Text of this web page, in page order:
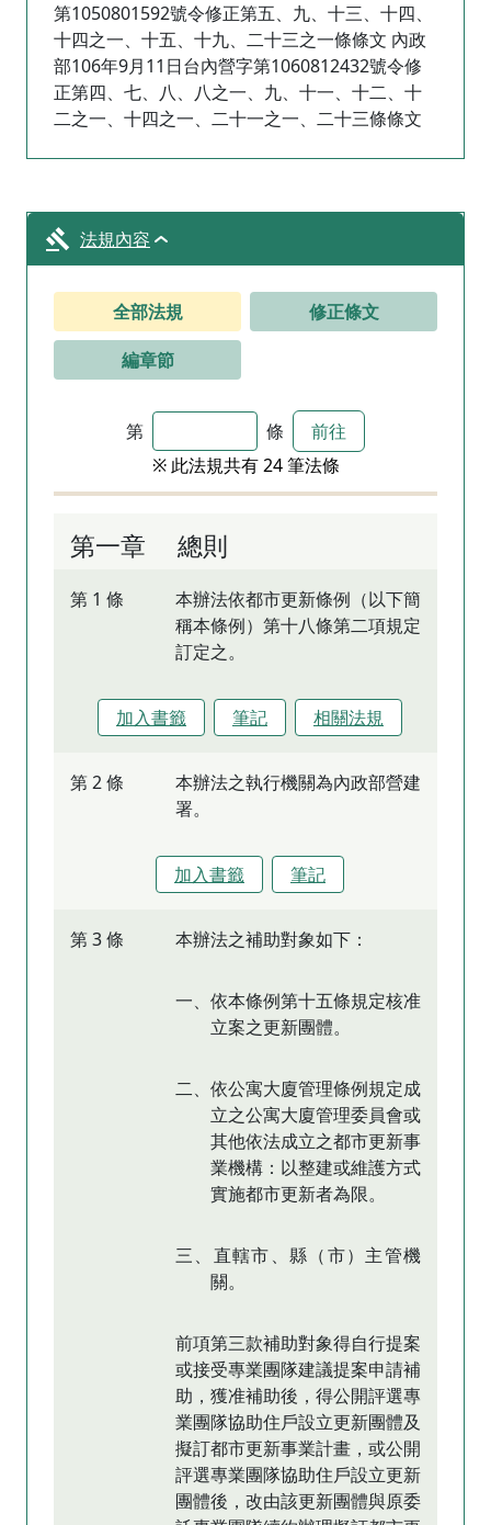
第1050801592號令修正第五、九、十三、十四、
十四之一、十五、十九、二十三之一條條文 內政
部106年9月11日台內營字第1060812432號令修
正第四、七、八、八之一、九、十一、十二、十
二之一、十四之一、二十一之一、二十三條條文
法規內容
全部法規
修正條文
編章節
第 條
前往
※ 此法規共有 24 筆法條
第一章 總則
第 1 條
本辦法依都市更新條例（以下簡
稱本條例）第十八條第二項規定
訂定之。
加入書籤 筆記 相關法規
第 2 條
本辦法之執行機關為內政部營建
署。
加入書籤 筆記
第 3 條 本辦法之補助對象如下：
一、依本條例第十五條規定核准
立案之更新團體。
二、依公寓大廈管理條例規定成
立之公寓大廈管理委員會或
其他依法成立之都市更新事
業機構：以整建或維護方式
實施都市更新者為限。
三、直轄市、縣（市）主管機
關。
前項第三款補助對象得自行提案
或接受專業團隊建議提案申請補
助，獲准補助後，得公開評選專
業團隊協助住戶設立更新團體及
擬訂都市更新事業計畫，或公開
評選專業團隊協助住戶設立更新
團體後，改由該更新團體與原委